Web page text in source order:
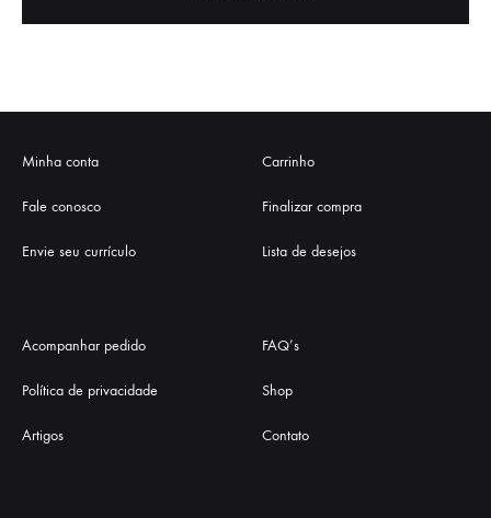
Minha conta
Fale conosco
Envie seu currículo
Carrinho
Finalizar compra
Lista de desejos
Acompanhar pedido
Política de privacidade
Artigos
FAQ’s
Shop
Contato